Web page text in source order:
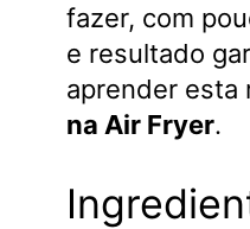
fazer, com
e resultado
aprender esta
na Air Fryer.